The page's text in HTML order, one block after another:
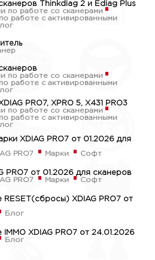
Thinkdiag 2 и Ediag Plus
по работе со сканерами
работе с активированными
по работе со сканерами
работе с активированными
PRO7, XPRO 5, X431 PRO3
по работе со сканерами
работе с активированными
XDIAG PRO7 от 01.2026 для
PRO7
Марки Софт
PRO7 от 01.2026 для сканеров
PRO7
Марки Софт
XDIAG PRO7 от
Блог
XDIAG PRO7 от 24.01.2026
Блог